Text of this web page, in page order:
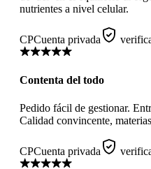
nutrientes a nivel celular.
CPCuenta privada
Contenta del todo
Pedido fácil de gestionar.
Calidad convincente,
CPCuenta privada